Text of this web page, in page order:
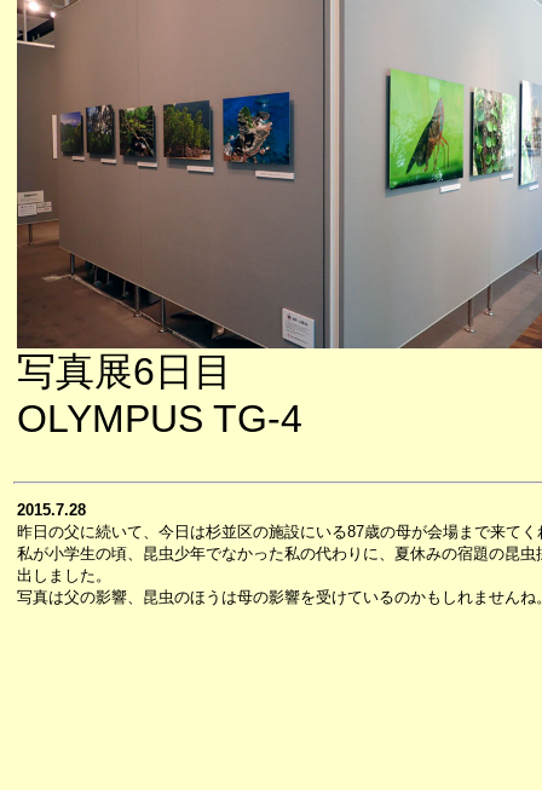
写真展6日目
OLYMPUS TG-4
2015.7.28
昨日の父に続いて、今日は杉並区の施設にいる87歳の母が会場まで来てく
私が小学生の頃、昆虫少年でなかった私の代わりに、夏休みの宿題の昆
出しました。
写真は父の影響、昆虫のほうは母の影響を受けているのかもしれませんね